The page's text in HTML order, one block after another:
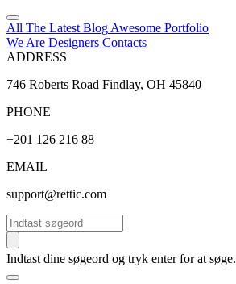
All The Latest Blog Awesome Portfolio
We Are Designers Contacts
ADDRESS
746 Roberts Road Findlay, OH 45840
PHONE
+201 126 216 88
EMAIL
support@rettic.com
Søg
Indtast dine søgeord og tryk enter for at søge.